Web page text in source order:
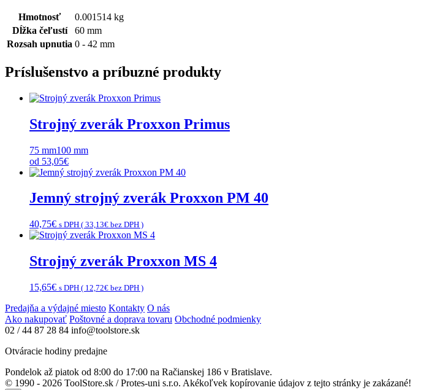
Hmotnosť
0.001514 kg
Dĺžka čeľustí
60 mm
Rozsah upnutia 0 - 42 mm
Príslušenstvo a príbuzné produkty
Strojný zverák Proxxon Primus
75 mm100 mm
od 53,05€
Jemný strojný zverák Proxxon PM 40
40,75€ s DPH ( 33,13€ bez DPH )
Strojný zverák Proxxon MS 4
15,65€ s DPH ( 12,72€ bez DPH )
Predajňa a výdajné miesto Kontakty O nás
Ako nakupovať Poštovné a doprava tovaru Obchodné podmienky
02 / 44 87 28 84 info@toolstore.sk
Otváracie hodiny predajne
Pondelok až piatok od 8:00 do 17:00 na Račianskej 186 v Bratislave.
© 1990 - 2026 ToolStore.sk / Protes-uni s.r.o. Akékoľvek kopírovanie údajov z tejto stránky je zakázané!